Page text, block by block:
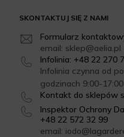
SKONTAKTUJ SIĘ Z NAMI
Formularz
email: sklep@aelia.pl
Infolinia: +48 22 270
Infolinia czynna od
godzinach 9:00-17:00
Kontakt do sklepów
Inspektor Ochrony
+48 22 572 32 99
email: